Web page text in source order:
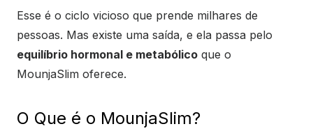
Esse é o ciclo vicioso que prende milhares de
pessoas. Mas existe uma saída, e ela passa pelo
equilíbrio hormonal e metabólico que o
MounjaSlim oferece.
O Que é o MounjaSlim?